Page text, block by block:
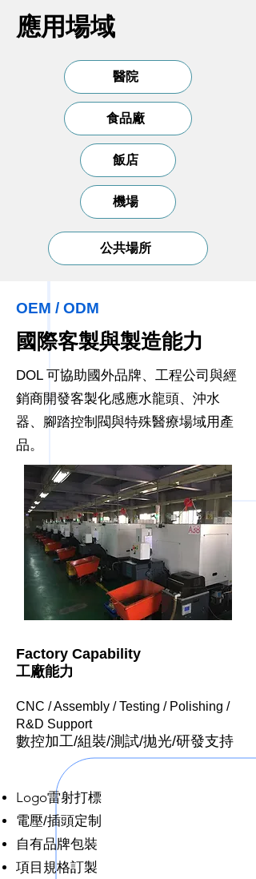
應用場域
醫院
食品廠
飯店
機場
公共場所
OEM / ODM
國際客製與製造能力
DOL 可協助國外品牌、工程公司與經
銷商開發客製化感應水龍頭、沖水
器、腳踏控制閥與特殊醫療場域用產
品。
Factory Capability
​工廠能力
CNC / Assembly / Testing / Polishing /
R&D Support
​數控加工/組裝/測試/拋光/研發支持
Logo雷射打標
電壓/插頭定制
自有品牌包裝
項目規格訂製